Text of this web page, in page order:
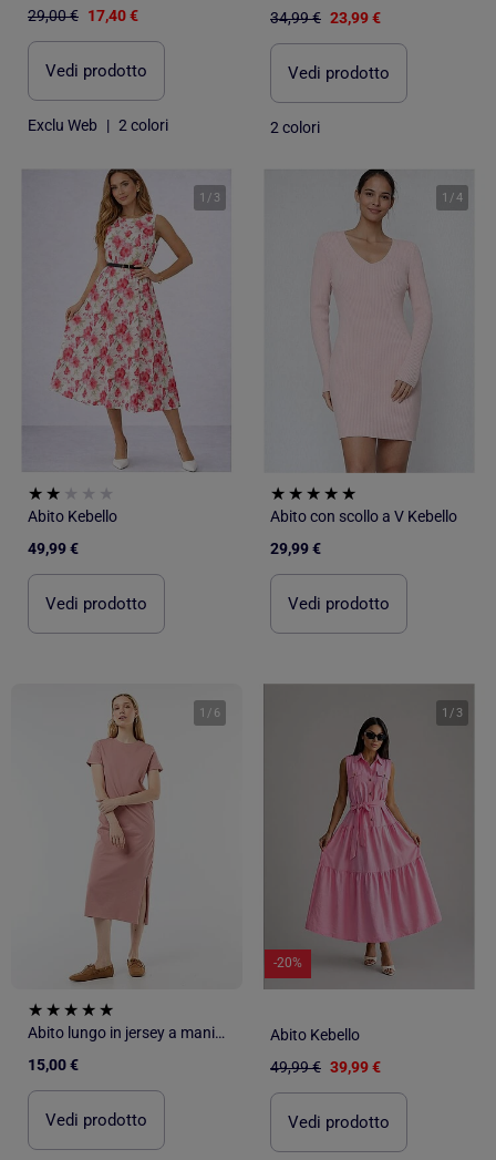
29,00 € 17,40 €
Vedi prodotto
Exclu Web | 2 colori
34,99 € 23,99 €
Vedi prodotto
2 colori
1 / 3
Abito Kebello
49,99 €
Vedi prodotto
1 /4
Abito con scollo a V Kebello
29,99 €
Vedi prodotto
1 / 6
Abito lungo in jersey a maniche corte
15,00 €
Vedi prodotto
1 /3
-20%
Abito Kebello
49,99 € 39,99 €
Vedi prodotto